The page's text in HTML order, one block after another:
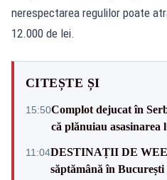
nerespectarea regulilor poate
12.000 de lei.
CITEȘTE ȘI
15:50Complot dejucat în
că plănuiau asasinarea
11:04DESTINAȚII DE
săptămână în București